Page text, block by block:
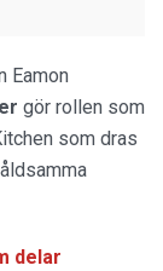
Eamon
gör rollen som
som dras
delar